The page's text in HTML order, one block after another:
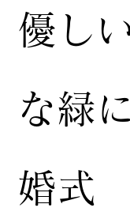
優し
な緑
婚式